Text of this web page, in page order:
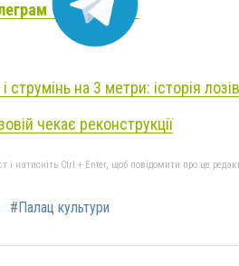
струмінь на 3 метри: історія
чекає реконструкції
і натисніть Ctrl + Enter, щоб повідомити про це
#Палац культури